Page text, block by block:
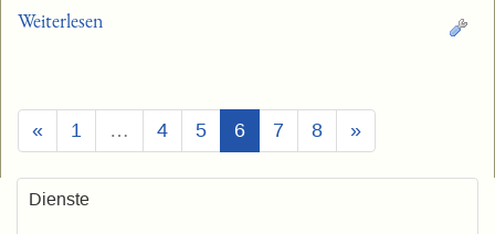
Weiterlesen
« 1 … 4 5 6(Aktuell)
7 8 »
Dienste